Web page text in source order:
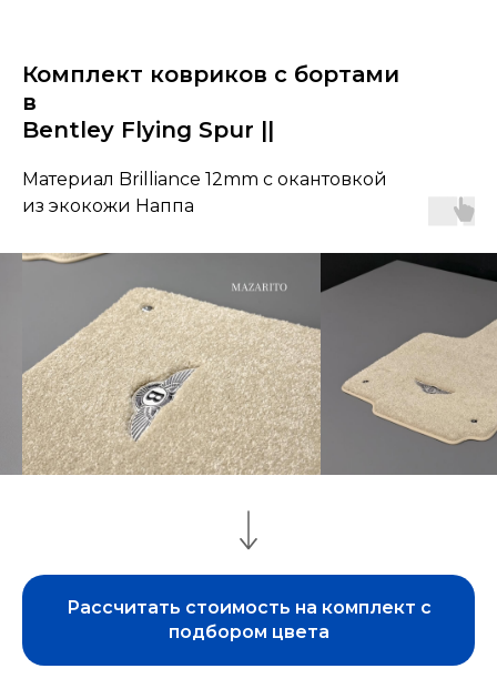
Комплект ковриков с бортами
в
Bentley Flying Spur ||
Материал Brilliance 12mm с окантовкой
из экокожи Наппа
Рассчитать стоимость на комплект с
подбором цвета